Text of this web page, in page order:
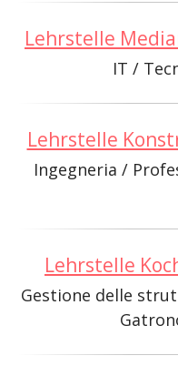
Lehrstelle
IT /
Lehrstelle
Ingegneria /
Lehrstelle
Gestione delle